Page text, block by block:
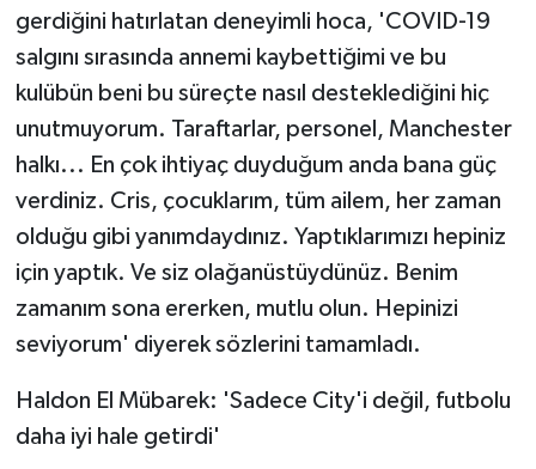
gerdiğini hatırlatan deneyimli hoca, 'COVID-19
salgını sırasında annemi kaybettiğimi ve bu
kulübün beni bu süreçte nasıl desteklediğini hiç
unutmuyorum. Taraftarlar, personel, Manchester
halkı... En çok ihtiyaç duyduğum anda bana güç
verdiniz. Cris, çocuklarım, tüm ailem, her zaman
olduğu gibi yanımdaydınız. Yaptıklarımızı hepiniz
için yaptık. Ve siz olağanüstüydünüz. Benim
zamanım sona ererken, mutlu olun. Hepinizi
seviyorum' diyerek sözlerini tamamladı.
Haldon El Mübarek: 'Sadece City'i değil, futbolu
daha iyi hale getirdi'